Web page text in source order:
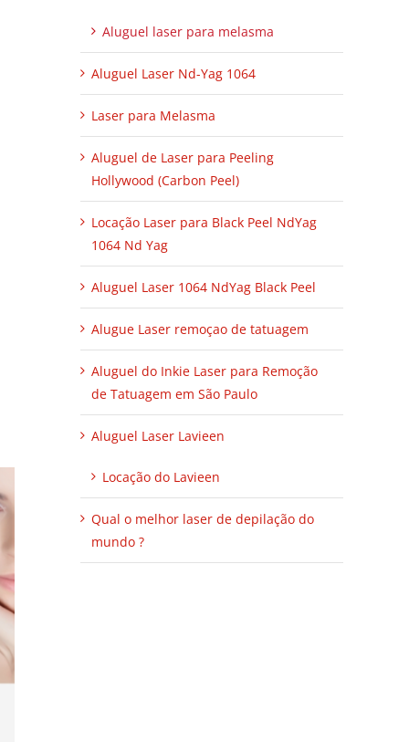
Aluguel laser para melasma
Aluguel Laser Nd-Yag 1064
Laser para Melasma
Aluguel de Laser para Peeling
Hollywood (Carbon Peel)
Locação Laser para Black Peel NdYag
1064 Nd Yag
Aluguel Laser 1064 NdYag Black Peel
Alugue Laser remoçao de tatuagem
Aluguel do Inkie Laser para Remoção
de Tatuagem em São Paulo
Aluguel Laser Lavieen
Locação do Lavieen
Qual o melhor laser de depilação do
mundo ?